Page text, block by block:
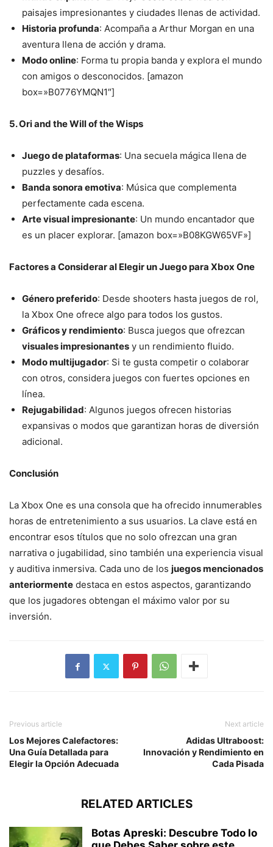
paisajes impresionantes y ciudades llenas de actividad.
Historia profunda: Acompaña a Arthur Morgan en una
aventura llena de acción y drama.
Modo online: Forma tu propia banda y explora el mundo
con amigos o desconocidos. [amazon
box=»B0776YMQN1″]
5. Ori and the Will of the Wisps
Juego de plataformas: Una secuela mágica llena de
puzzles y desafíos.
Banda sonora emotiva: Música que complementa
perfectamente cada escena.
Arte visual impresionante: Un mundo encantador que
es un placer explorar. [amazon box=»B08KGW65VF»]
Factores a Considerar al Elegir un Juego para Xbox One
Género preferido: Desde shooters hasta juegos de rol,
la Xbox One ofrece algo para todos los gustos.
Gráficos y rendimiento: Busca juegos que ofrezcan
visuales impresionantes y un rendimiento fluido.
Modo multijugador: Si te gusta competir o colaborar
con otros, considera juegos con fuertes opciones en
línea.
Rejugabilidad: Algunos juegos ofrecen historias
expansivas o modos que garantizan horas de diversión
adicional.
Conclusión
La Xbox One es una consola que ha ofrecido innumerables
horas de entretenimiento a sus usuarios. La clave está en
encontrar esos títulos que no solo ofrezcan una gran
narrativa o jugabilidad, sino también una experiencia visual
y auditiva inmersiva. Cada uno de los juegos mencionados
anteriormente destaca en estos aspectos, garantizando
que los jugadores obtengan el máximo valor por su
inversión.
Previous article
Los Mejores Calefactores:
Una Guía Detallada para
Elegir la Opción Adecuada
Next article
Adidas Ultraboost:
Innovación y Rendimiento en
Cada Pisada
RELATED ARTICLES
Botas Apreski: Descubre Todo lo